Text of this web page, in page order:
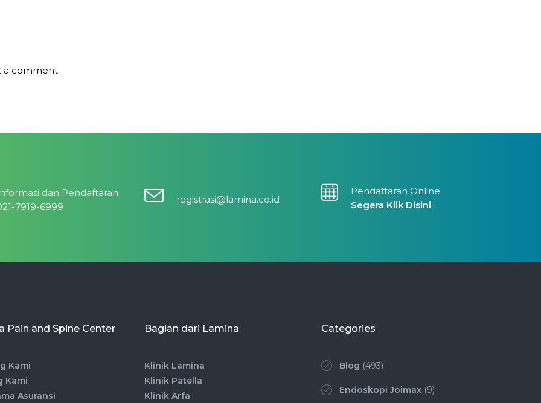
comment.
dan Pendaftaran
7919-6999
registrasi@lamina.co.id
Pendaftaran Online
Segera Klik Disini
Pain and Spine Center
Kami
Kami
Asuransi
Bagian dari Lamina
Klinik Lamina
Klinik Patella
Klinik Arfa
Categories
Blog (493)
Endoskopi Joimax(9)